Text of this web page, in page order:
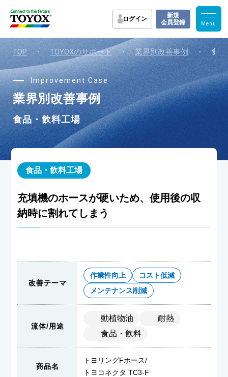
ログイン
新規
会員登録
TOP ・ TOYOXのサポート ・ 業界別改善事例 ・ 食
Improvement Case
業界別改善事例
食品・飲料工場
食品・飲料工場
充填機のホースが硬いため、使用後の収
納時に割れてしまう
改善テーマ
作業性向上
コスト低減
メンテナンス削減
流体/用途
動植物油
耐熱
食品・飲料
商品名
トヨリングFホース/
トヨコネクタ TC3-F